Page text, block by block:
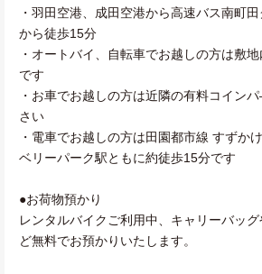
・羽田空港、成田空港から高速バス南町
から徒歩15分
・オートバイ、自転車でお越しの方は敷
です
・お車でお越しの方は近隣の有料コイン
さい
・電車でお越しの方は田園都市線 すずか
ベリーパーク駅ともに約徒歩15分です
●お荷物預かり
レンタルバイクご利用中、キャリーバッ
ど無料でお預かりいたします。